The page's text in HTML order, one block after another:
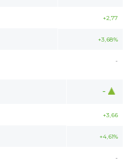
+2,77
+3,68%
-
-
+3,66
+4,61%
-